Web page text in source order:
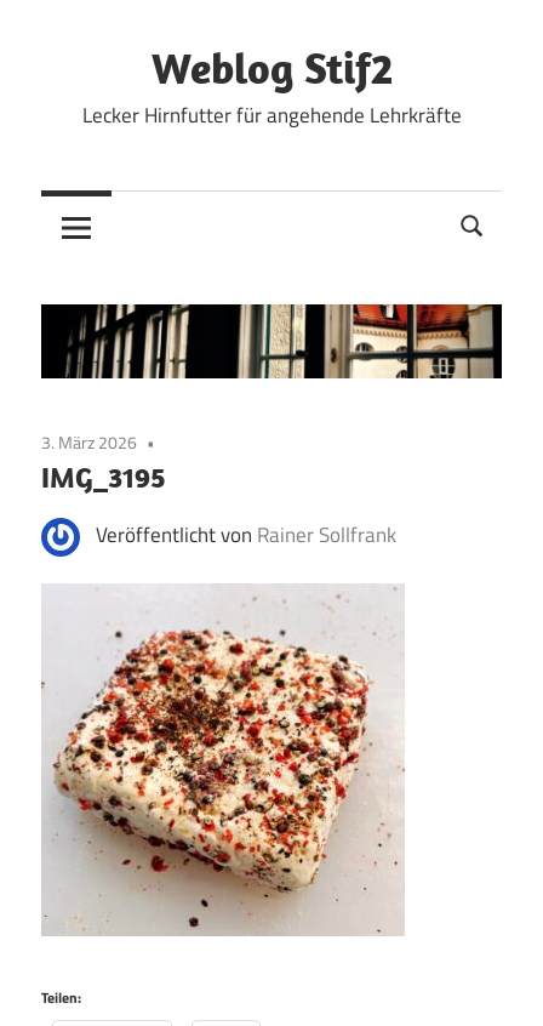
Weblog Stif2
Lecker Hirnfutter für angehende Lehrkräfte
3. März 2026
IMG_3195
Veröffentlicht von Rainer Sollfrank
Teilen: